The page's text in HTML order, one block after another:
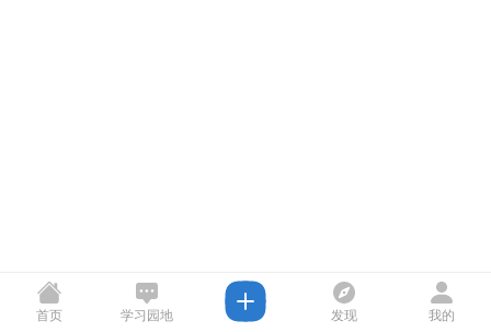
首页 学习园地 发现 我的